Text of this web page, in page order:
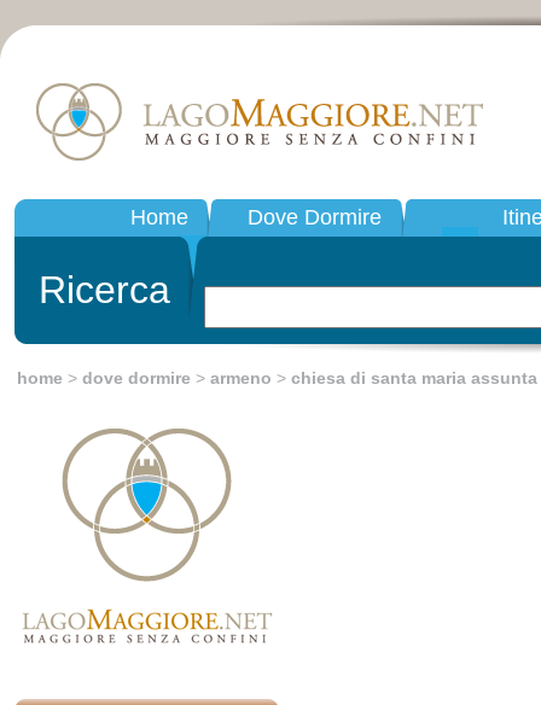
Home Dove Dormire
Ricerca
home > dove dormire > armeno > chiesa di santa maria assunta